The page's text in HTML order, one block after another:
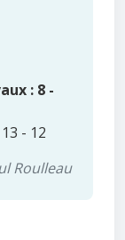
: 8 -
- 12
Roulleau